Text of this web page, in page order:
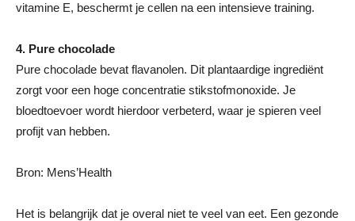
vitamine E, beschermt je cellen na een intensieve training.
4. Pure chocolade
Pure chocolade bevat flavanolen. Dit plantaardige ingrediënt
zorgt voor een hoge concentratie stikstofmonoxide. Je
bloedtoevoer wordt hierdoor verbeterd, waar je spieren veel
profijt van hebben.
Bron: Mens’Health
Het is belangrijk dat je overal niet te veel van eet. Een gezonde